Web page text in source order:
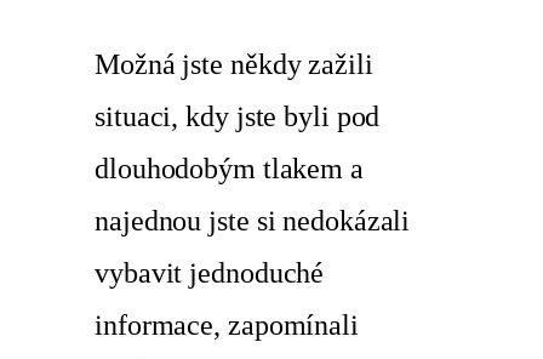
Možná jste někdy zažili
situaci, kdy jste byli pod
dlouhodobým tlakem a
najednou jste si nedokázali
vybavit jednoduché
informace, zapomínali